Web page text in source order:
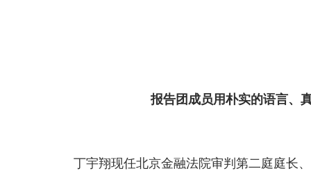
报告团成员用朴实的语言、
丁宇翔现任北京金融法院审判第二庭庭长、